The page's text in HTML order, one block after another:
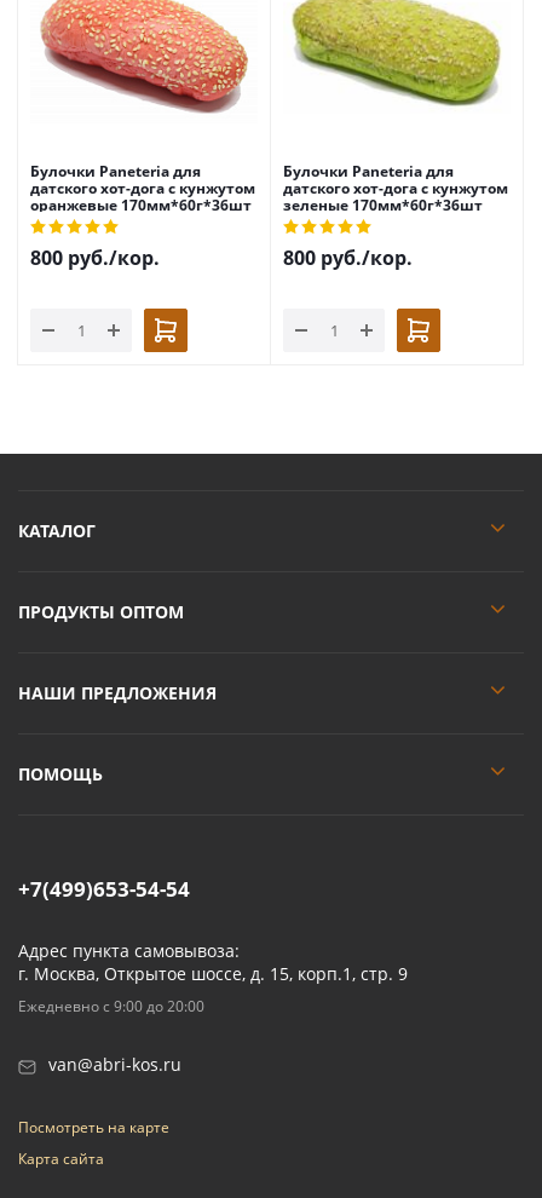
Булочки Paneteria для
датского хот-дога с кунжутом
оранжевые 170мм*60г*36шт
800 руб./кор.
Булочки Paneteria для
датского хот-дога с кунжутом
зеленые 170мм*60г*36шт
800 руб./кор.
КАТАЛОГ
ПРОДУКТЫ ОПТОМ
НАШИ ПРЕДЛОЖЕНИЯ
ПОМОЩЬ
+7(499)653-54-54
Адрес пункта самовывоза:
г. Москва, Открытое шоссе, д. 15, корп.1, стр. 9
Ежедневно с 9:00 до 20:00
van@abri-kos.ru
Посмотреть на карте
Карта сайта